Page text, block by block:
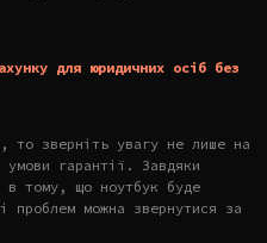
для юридичних осіб без
то зверніть увагу не лише на
гарантії. Завдяки
в тому, що ноутбук буде
проблем можна звернутися за